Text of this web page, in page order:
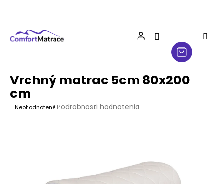
Vrchný matrac 5cm 80x200
cm
Priemerné
NeohodnotenéPodrobnosti hodnotenia